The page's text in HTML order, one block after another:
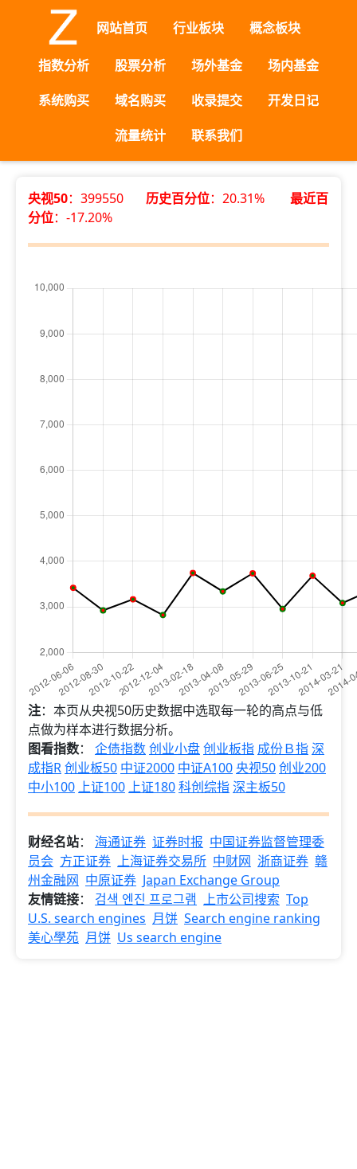
网站首页 行业板块 概念板块
指数分析 股票分析 场外基金
场内基金
系统购买
域名购买 收录提交
开发日记
流量统计
联系我们
央视50：399550 历史百分位：20.31% 最近百
分位：-17.20%
注：本页从央视50历史数据中选取每一轮的高点与低
点做为样本进行数据分析。
图看指数： 企债指数创业小盘创业板指 成份Ｂ指深
成指R创业板50 中证2000 中证A100央视50创业200
中小100 上证100 上证180科创综指深主板50
财经名站： 海通证券 证券时报 中国证券监督管理委
员会 方正证券 上海证券交易所 中财网 浙商证券 赣
州金融网 中原证券 Japan Exchange Group
友情链接： 검색 엔진 프로그램 上市公司搜索 Top
U.S. search engines 月饼 Search engine ranking
美心學苑 月饼 Us search engine